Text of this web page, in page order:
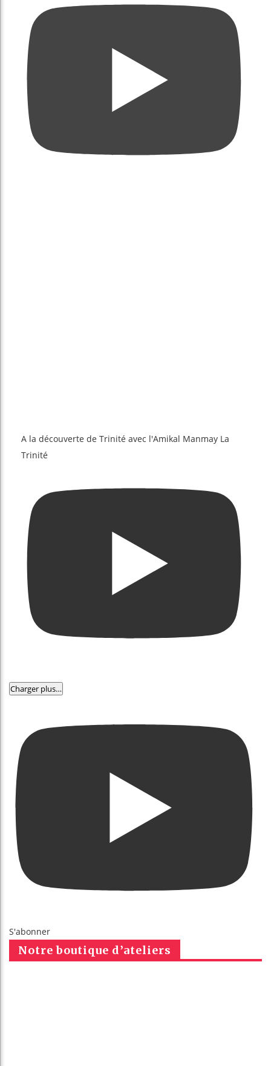
A la découverte de Trinité avec l'Amikal Manmay La
Trinité
Charger plus…
S'abonner
Notre boutique d’ateliers